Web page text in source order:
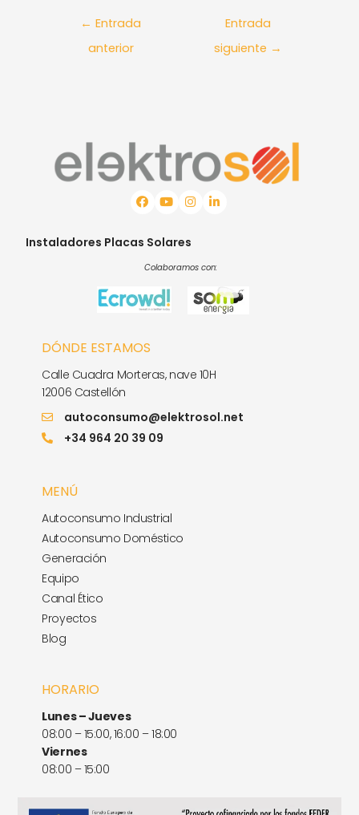
← Entrada
anterior
Entrada
siguiente →
Instaladores Placas Solares
Colaboramos con:
DÓNDE ESTAMOS
Calle Cuadra Morteras, nave 10H
12006 Castellón
autoconsumo@elektrosol.net
+34 964 20 39 09
MENÚ
Autoconsumo Industrial
Autoconsumo Doméstico
Generación
Equipo
Canal Ético
Proyectos
Blog
HORARIO
Lunes – Jueves
08:00 – 15:00, 16:00 – 18:00
Viernes
08:00 – 15:00